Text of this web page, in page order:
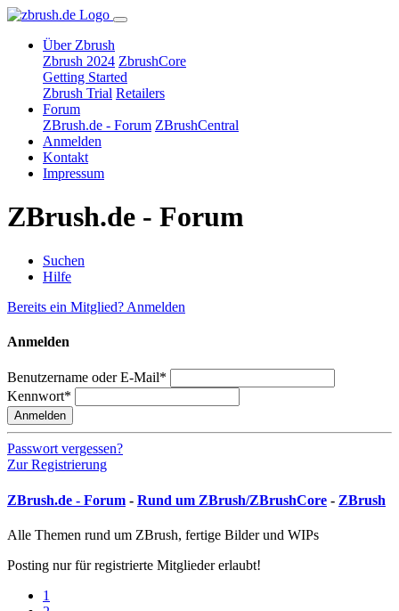
Über Zbrush
Zbrush 2024 ZbrushCore
Getting Started
Zbrush Trial Retailers
Forum
ZBrush.de - Forum ZBrushCentral
Anmelden
Kontakt
Impressum
ZBrush.de - Forum
Suchen
Hilfe
Bereits ein Mitglied? Anmelden
Anmelden
Benutzername oder E-Mail*
Kennwort*
Anmelden
Passwort vergessen?
Zur Registrierung
ZBrush.de - Forum - Rund um ZBrush/ZBrushCore - ZBrush
Alle Themen rund um ZBrush, fertige Bilder und WIPs
Posting nur für registrierte Mitglieder erlaubt!
1